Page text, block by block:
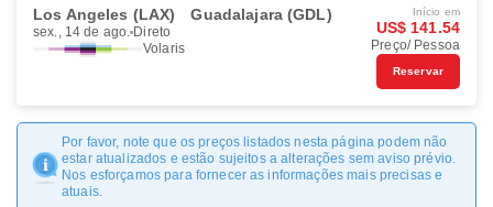
Los Angeles (LAX) Guadalajara (GDL)
sex., 14 de ago. Direto
Volaris
Início em
US$ 141.54
Preço/ Pessoa
Reservar
Por favor, note que os preços listados nesta página podem não
estar atualizados e estão sujeitos a alterações sem aviso prévio.
Nos esforçamos para fornecer as informações mais precisas e
atuais.